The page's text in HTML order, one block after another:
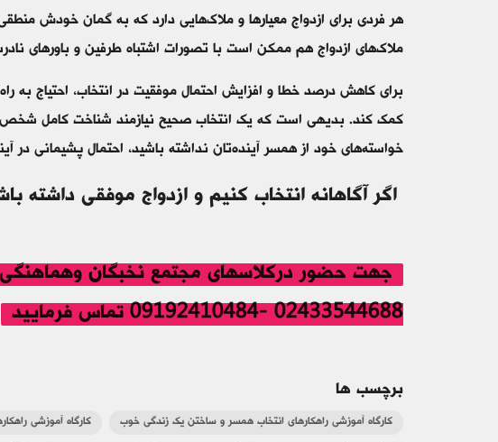
هر فردی برای ازدواج معیارها و ملاک‌هایی دارد که به گمان خودش
ملاک‌های ازدواج هم ممکن است با تصورات اشتباه طرفین و باورهای
برای کاهش درصد خطا و افزایش احتمال موفقیت در انتخاب، احتیاج به
کمک کند. بدیهی است که یک انتخاب صحیح نیازمند شناخت کامل شخص
خواسته‌های خود از همسر آینده‌‌تان نداشته باشید، احتمال پشیمانی در
اگر آگاهانه انتخاب کنیم و ازدواج موفقی داشته
02433544688 -09192410484 تماس فرمایید
برچسب ها
کارگاه آموزشی راهکارهای انتخاب همسر و ساختن یک زندگی خوب کارگاه آموزشی